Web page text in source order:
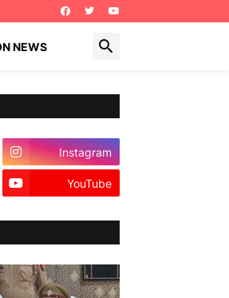
NEWS
Instagram
YouTube